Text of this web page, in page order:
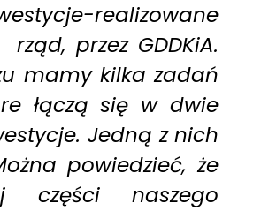
realizowane
przez GDDKiA.
mamy kilka zadań
łączą się w dwie
Jedną z nich
powiedzieć, że
części naszego